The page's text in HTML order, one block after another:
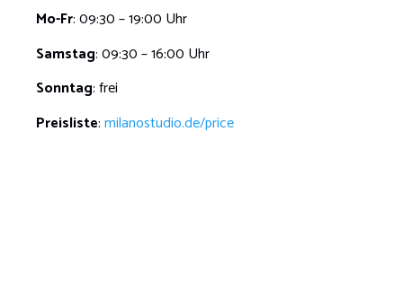
Mo-Fr: 09:30 – 19:00 Uhr
Samstag: 09:30 – 16:00 Uhr
Sonntag: frei
Preisliste:milanostudio.de/price